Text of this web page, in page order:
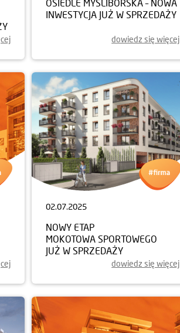
OSIEDLE MYŚLIBORSKA – NOWA
INWESTYCJA JUŻ W SPRZEDAŻY
dowiedz się więcej
02.07.2025
NOWY ETAP
MOKOTOWA SPORTOWEGO
JUŻ W SPRZEDAŻY
dowiedz się więcej